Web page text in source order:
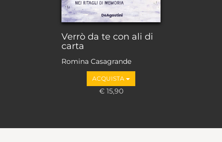
Verrò da te con ali di
carta
Romina Casagrande
ACQUISTA
€ 15,90